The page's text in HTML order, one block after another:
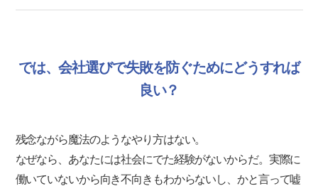
では、会社選びで失敗を防ぐためにどうすれば
良い？
残念ながら魔法のようなやり方はない。
なぜなら、あなたには社会にでた経験がないからだ。実際に
働いていないから向き不向きもわからないし、かと言って嘘